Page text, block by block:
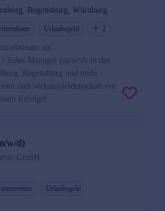
Regensburg, Würzburg
Urlaubsgeld 2
als
/ Sales Manager (m/w/d) in der
Regensburg und mehr.
und Verkaufsleidenschaft ein
Erfolge!
w/d)
GmbH
Urlaubsgeld